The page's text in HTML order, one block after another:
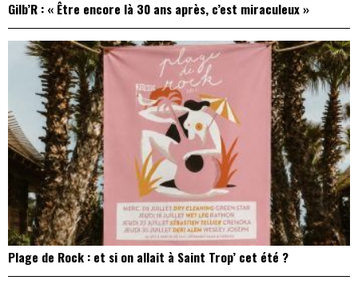
Gilb’R : « Être encore là 30 ans après, c’est miraculeux »
Plage de Rock : et si on allait à Saint Trop’ cet été ?